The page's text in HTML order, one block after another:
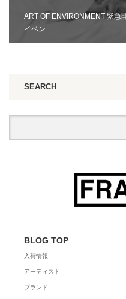
ART OF ENVIRONMENT 緊急
イベン…
SEARCH
BLOG TOP
入荷情報
アーティスト
ブランド